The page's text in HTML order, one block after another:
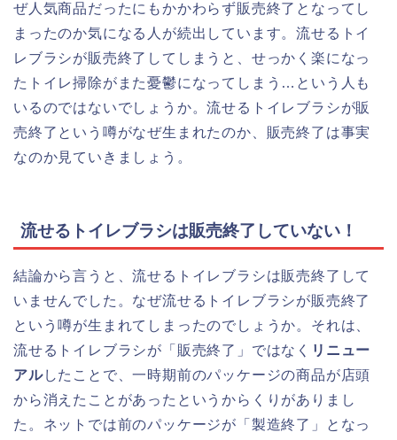
ぜ人気商品だったにもかかわらず販売終了となってし
まったのか気になる人が続出しています。流せるトイ
レブラシが販売終了してしまうと、せっかく楽になっ
たトイレ掃除がまた憂鬱になってしまう…という人も
いるのではないでしょうか。流せるトイレブラシが販
売終了という噂がなぜ生まれたのか、販売終了は事実
なのか見ていきましょう。
流せるトイレブラシは販売終了していない！
結論から言うと、流せるトイレブラシは販売終了して
いませんでした。なぜ流せるトイレブラシが販売終了
という噂が生まれてしまったのでしょうか。それは、
流せるトイレブラシが「販売終了」ではなく リニュー
アルしたことで、一時期前のパッケージの商品が店頭
から消えたことがあったというからくりがありまし
た。ネットでは前のパッケージが「製造終了」となっ